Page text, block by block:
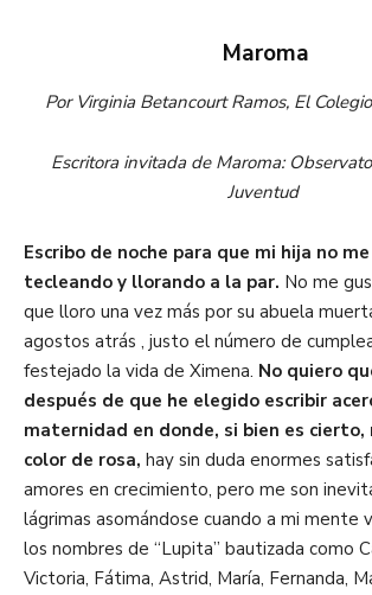
Maroma
Por Virginia Betancourt Ramos, El
Escritora invitada de Maroma:
Juventud
Escribo de noche para que mi hija no
tecleando y llorando a la par. No me
que lloro una vez más por su abuela
agostos atrás , justo el número de
festejado la vida de Ximena. No quiero
después de que he elegido escribir
maternidad en donde, si bien es
color de rosa, hay sin duda enormes
amores en crecimiento, pero me son
lágrimas asomándose cuando a mi mente
los nombres de “Lupita” bautizada como
Victoria, Fátima, Astrid, María, Fernanda,